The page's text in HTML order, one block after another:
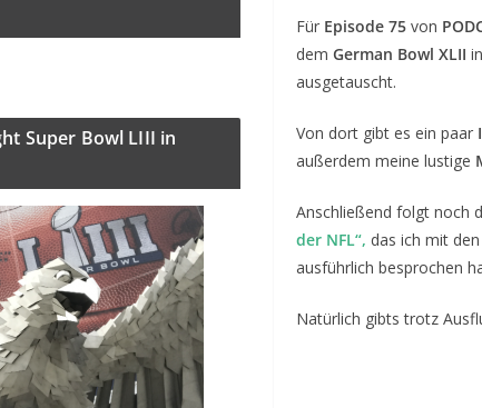
Für Episode 75 von
dem German Bowl XLII
ausgetauscht.
Von dort gibt es ein paar
außerdem meine lustige
Anschließend folgt noch
der NFL“, das ich mit
ausführlich besprochen
Natürlich gibts trotz
Super Bowl LIII in